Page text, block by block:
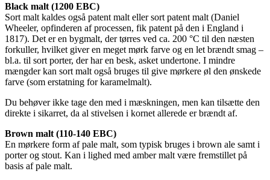
Black malt (1200 EBC)
Sort malt kaldes også patent malt eller sort patent malt (Daniel
Wheeler, opfinderen af processen, fik patent på den i England i
1817). Det er en bygmalt, der tørres ved ca. 200 °C til den næsten
forkuller, hvilket giver en meget mørk farve og en let brændt smag –
bl.a. til sort porter, der har en besk, asket undertone. I mindre
mængder kan sort malt også bruges til give mørkere øl den ønskede
farve (som erstatning for karamelmalt).
Du behøver ikke tage den med i mæskningen, men kan tilsætte den
direkte i sikarret, da al stivelsen i kornet allerede er brændt af.
Brown malt (110-140 EBC)
En mørkere form af pale malt, som typisk bruges i brown ale samt i
porter og stout. Kan i lighed med amber malt være fremstillet på
basis af pale malt.